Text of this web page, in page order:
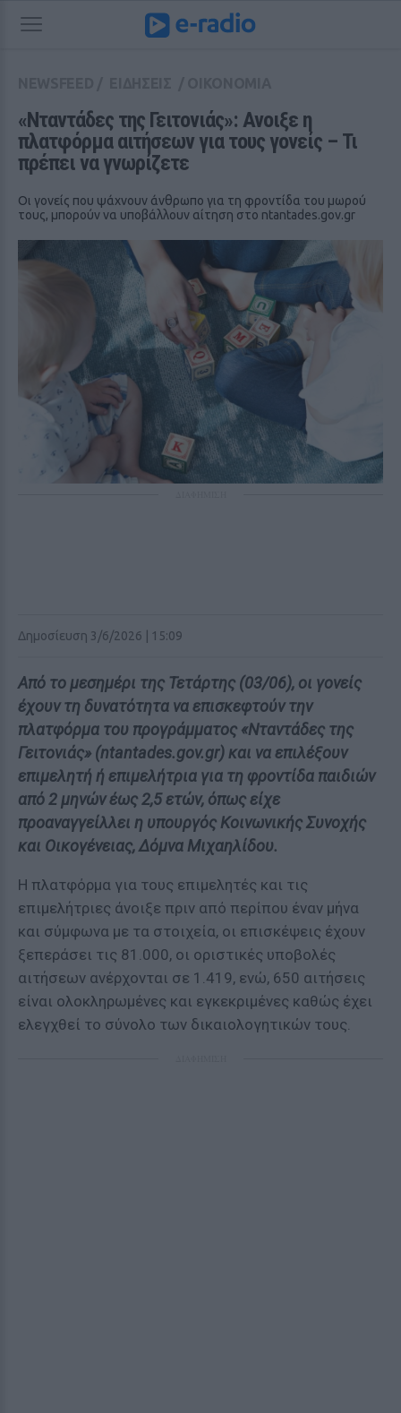
«Νταντάδες της Γειτονιάς»: Ανοιξε η
πλατφόρμα αιτήσεων για τους γονείς – Τι
πρέπει να γνωρίζετε
Οι γονείς που ψάχνουν άνθρωπο για τη φροντίδα του μωρού
τους, μπορούν να υποβάλλουν αίτηση στο ntantades.gov.gr
Δημοσίευση 3/6/2026 | 15:09
Από το μεσημέρι της Τετάρτης (03/06), οι γονείς
έχουν τη δυνατότητα να επισκεφτούν την
πλατφόρμα του προγράμματος «Νταντάδες της
Γειτονιάς» (ntantades.gov.gr) και να επιλέξουν
επιμελητή ή επιμελήτρια για τη φροντίδα παιδιών
από 2 μηνών έως 2,5 ετών, όπως είχε
προαναγγείλλει η υπουργός Κοινωνικής Συνοχής
και Οικογένειας, Δόμνα Μιχαηλίδου.
Η πλατφόρμα για τους επιμελητές και τις
επιμελήτριες άνοιξε πριν από περίπου έναν μήνα
και σύμφωνα με τα στοιχεία, οι επισκέψεις έχουν
ξεπεράσει τις 81.000, οι οριστικές υποβολές
αιτήσεων ανέρχονται σε 1.419, ενώ, 650 αιτήσεις
είναι ολοκληρωμένες και εγκεκριμένες καθώς έχει
ελεγχθεί το σύνολο των δικαιολογητικών τους.